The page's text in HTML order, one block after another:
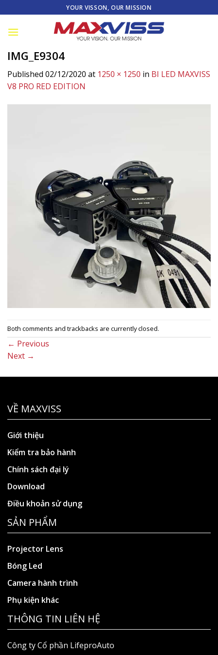
to
content
YOUR VISSON, OUR MISSION
IMG_E9304
Published 02/12/2020 at 1250 × 1250 in BI LED MAXVISS
V8 PRO RED EDITION
Both comments and trackbacks are currently closed.
← Previous
Next →
VỀ MAXVISS
Giới thiệu
Kiểm tra bảo hành
Chính sách đại lý
Download
Điều khoản sử dụng
SẢN PHẨM
Projector Lens
Bóng Led
Camera hành trình
Phụ kiện khác
THÔNG TIN LIÊN HỆ
Công ty Cổ phần LifeproAuto